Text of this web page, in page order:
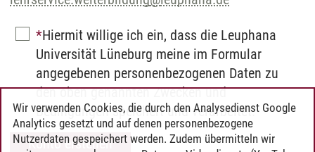
Hiermit willige ich ein, dass die Leuphana
Universität Lüneburg meine im Formular
angegebenen personenbezogenen Daten zu
den oben genannten Zwecken und
Bedingungen speichert und verarbeitet.
Wir verwenden Cookies, die durch den Analysedienst Google
Analytics gesetzt und auf denen personenbezogene
Nutzerdaten gespeichert werden. Zudem übermitteln wir